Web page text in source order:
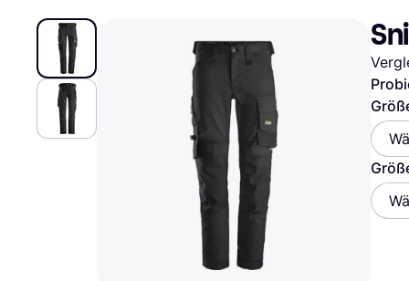
Bezahle in 3
Bezahle in bis zu 30
Ratenzahlung
eBay
Temu
SHEIN
Alle Shops